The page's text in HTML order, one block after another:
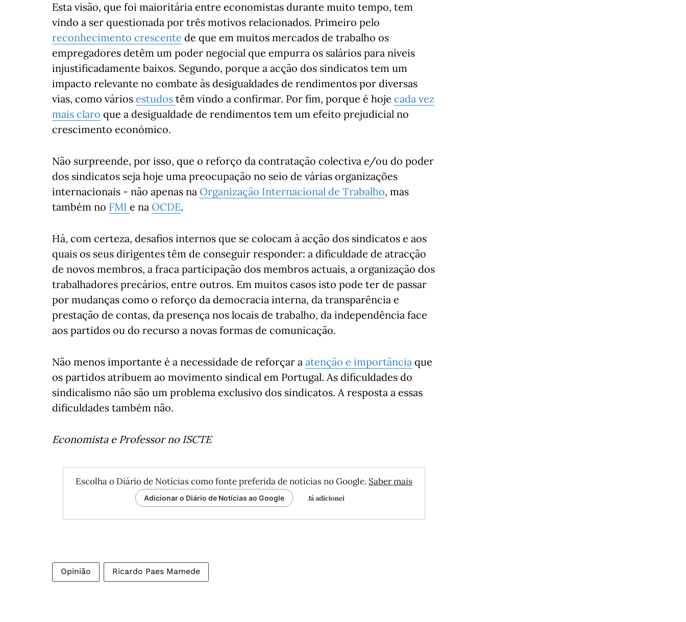
Esta visão, que foi maioritária entre economistas durante muito tempo, tem
vindo a ser questionada por três motivos relacionados. Primeiro pelo
reconhecimento crescente de que em muitos mercados de trabalho os
empregadores detêm um poder negocial que empurra os salários para níveis
injustificadamente baixos. Segundo, porque a acção dos sindicatos tem um
impacto relevante no combate às desigualdades de rendimentos por diversas
vias, como vários estudos têm vindo a confirmar. Por fim, porque é hoje cada vez
mais claro que a desigualdade de rendimentos tem um efeito prejudicial no
crescimento económico.
Não surpreende, por isso, que o reforço da contratação colectiva e/ou do poder
dos sindicatos seja hoje uma preocupação no seio de várias organizações
internacionais - não apenas na Organização Internacional de Trabalho, mas
também no FMI e na OCDE.
Há, com certeza, desafios internos que se colocam à acção dos sindicatos e aos
quais os seus dirigentes têm de conseguir responder: a dificuldade de atracção
de novos membros, a fraca participação dos membros actuais, a organização dos
trabalhadores precários, entre outros. Em muitos casos isto pode ter de passar
por mudanças como o reforço da democracia interna, da transparência e
prestação de contas, da presença nos locais de trabalho, da independência face
aos partidos ou do recurso a novas formas de comunicação.
Não menos importante é a necessidade de reforçar a atenção e importância que
os partidos atribuem ao movimento sindical em Portugal. As dificuldades do
sindicalismo não são um problema exclusivo dos sindicatos. A resposta a essas
dificuldades também não.
Economista e Professor no ISCTE
Escolha o Diário de Notícias como fonte preferida de notícias no Google. Saber mais
Adicionar o Diário de Notícias ao Google Já adicionei
Opinião Ricardo Paes Mamede